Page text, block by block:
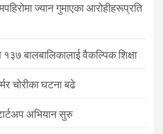
ज्यान गुमाएका आरोहीहरूप्रति
बालबालिकालाई वैकल्पिक शिक्षा
चोरीका घटना बढे
अभियान सुरु